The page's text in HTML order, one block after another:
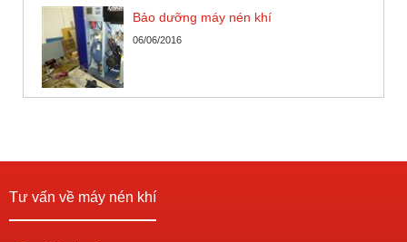
Bảo dưỡng máy nén khí
06/06/2016
Tư vấn về máy nén khí